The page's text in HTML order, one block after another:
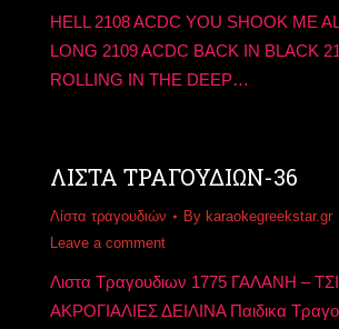
HELL 2108 ACDC YOU SHOOK ME
LONG 2109 ACDC BACK IN BLACK
ROLLING IN THE DEEP…
ΛΙΣΤΑ ΤΡΑΓΟΥΔΙΩΝ-36
Λίστα τραγουδιών By karaokegreekstar.gr
Leave a comment
Λιστα Τραγουδιων 1775 ΓΑΛΑΝΗ –
ΑΚΡΟΓΙΑΛΙΕΣ ΔΕΙΛΙΝΑ Παιδικα